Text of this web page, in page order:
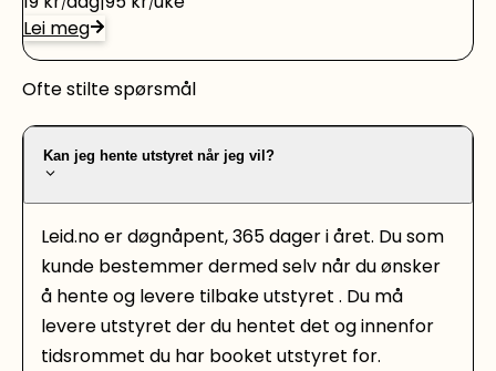
Bare sjekk vårt utvalg.
som tilbakeslag forblir minimalt. Trekkeren har Tri-
Beam LED lys slik at du kan arbeide uten
plagsomme skygger for arbeid. 3
hastighetsinnstillinger for kontroll og fleksibilitet:
2.500 o/min forhindrer skade på bolter og
arbeidsemnet Trinn 3: 0-2.900 o/min for maksimal
kraft ved de tøffeste arbeidsoppgaver Trenger du
leie verktøy og maskiner til andre prosjekter? Vi har
verktøyutleie med alt det du trenger til dine
hjemmeprosjekter, både Bosch-verktøy og Ryobi-
verktøy for å nevne noen. Sjekk vårt utvalg. Foto:
ryobitools.eu/
Lei meg
Ofte stilte spørsmål
Kan jeg hente utstyret når jeg vil?
Leid.no er døgnåpent, 365 dager i året. Du som
kunde bestemmer dermed selv når du ønsker
å hente og levere tilbake utstyret . Du må
levere utstyret der du hentet det og innenfor
tidsrommet du har booket utstyret for.